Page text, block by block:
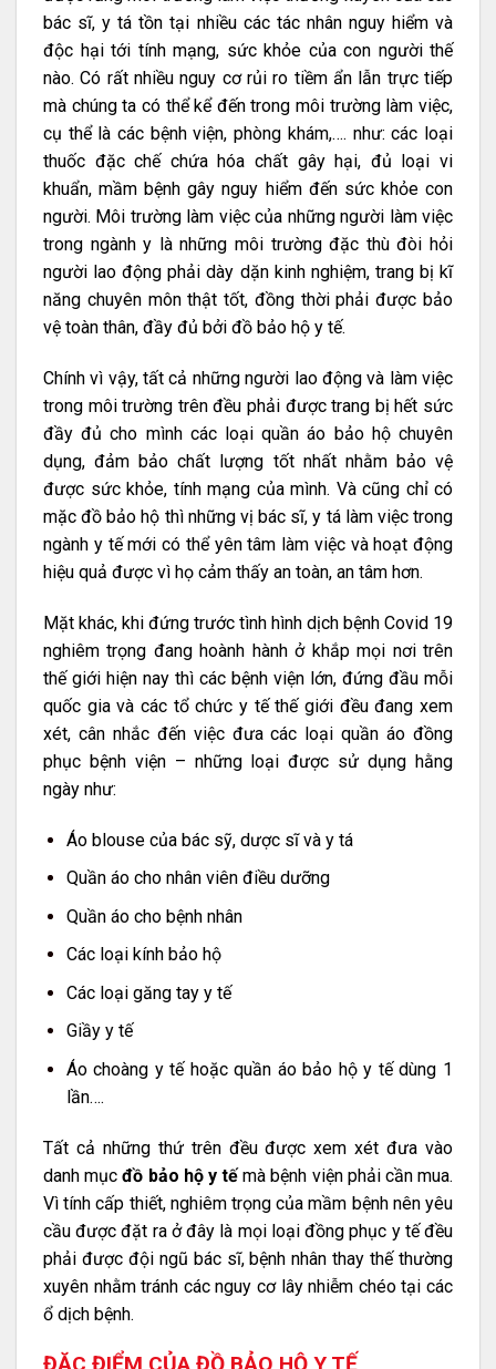
bác sĩ, y tá tồn tại nhiều các tác nhân nguy hiểm và
độc hại tới tính mạng, sức khỏe của con người thế
nào. Có rất nhiều nguy cơ rủi ro tiềm ẩn lẫn trực tiếp
mà chúng ta có thể kể đến trong môi trường làm việc,
cụ thể là các bệnh viện, phòng khám,…. như: các loại
thuốc đặc chế chứa hóa chất gây hại, đủ loại vi
khuẩn, mầm bệnh gây nguy hiểm đến sức khỏe con
người. Môi trường làm việc của những người làm việc
trong ngành y là những môi trường đặc thù đòi hỏi
người lao động phải dày dặn kinh nghiệm, trang bị kĩ
năng chuyên môn thật tốt, đồng thời phải được bảo
vệ toàn thân, đầy đủ bởi đồ bảo hộ y tế.
Chính vì vậy, tất cả những người lao động và làm việc
trong môi trường trên đều phải được trang bị hết sức
đầy đủ cho mình các loại quần áo bảo hộ chuyên
dụng, đảm bảo chất lượng tốt nhất nhằm bảo vệ
được sức khỏe, tính mạng của mình. Và cũng chỉ có
mặc đồ bảo hộ thì những vị bác sĩ, y tá làm việc trong
ngành y tế mới có thể yên tâm làm việc và hoạt động
hiệu quả được vì họ cảm thấy an toàn, an tâm hơn.
Mặt khác, khi đứng trước tình hình dịch bệnh Covid 19
nghiêm trọng đang hoành hành ở khắp mọi nơi trên
thế giới hiện nay thì các bệnh viện lớn, đứng đầu mỗi
quốc gia và các tổ chức y tế thế giới đều đang xem
xét, cân nhắc đến việc đưa các loại quần áo đồng
phục bệnh viện – những loại được sử dụng hằng
ngày như:
Áo blouse của bác sỹ, dược sĩ và y tá
Quần áo cho nhân viên điều dưỡng
Quần áo cho bệnh nhân
Các loại kính bảo hộ
Các loại găng tay y tế
Giầy y tế
Áo choàng y tế hoặc quần áo bảo hộ y tế dùng 1
lần….
Tất cả những thứ trên đều được xem xét đưa vào
danh mụcđồ bảo hộ y tếmà bệnh viện phải cần mua.
Vì tính cấp thiết, nghiêm trọng của mầm bệnh nên yêu
cầu được đặt ra ở đây là mọi loại đồng phục y tế đều
phải được đội ngũ bác sĩ, bệnh nhân thay thế thường
xuyên nhằm tránh các nguy cơ lây nhiễm chéo tại các
ổ dịch bệnh.
ĐẶC ĐIỂM CỦA ĐỒ BẢO HỘ Y TẾ